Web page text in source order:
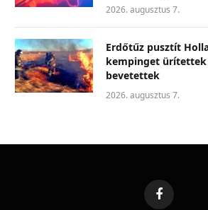
2026. augusztus 7.
Erdőtűz pusztít
kempinget
bevetettek
2026. augusztus 7.
Facebook